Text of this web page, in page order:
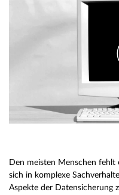
Den meisten Menschen fehlt
sich in komplexe
Aspekte der Datensicherung